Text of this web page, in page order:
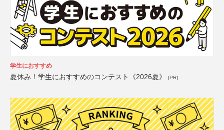
学生におすすめ
夏休み！学生におすすめのコンテスト《2026夏》 [PR]